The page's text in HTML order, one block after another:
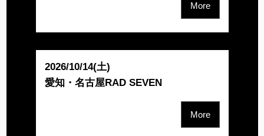
More
2026/10/14(土)
愛知・名古屋RAD SEVEN
More